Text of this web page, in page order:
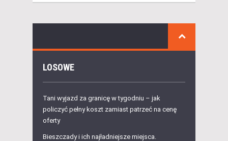
LOSOWE
Tani wyjazd za granicę w tygodniu – jak
policzyć pełny koszt zamiast patrzeć na cenę
oferty
Bieszczady i ich najładniejsze miejsca.